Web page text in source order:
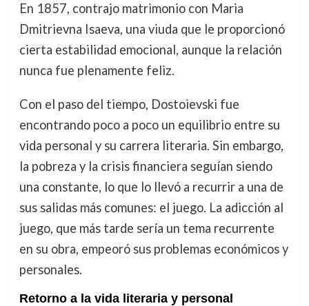
En 1857, contrajo matrimonio con Maria
Dmitrievna Isaeva, una viuda que le proporcionó
cierta estabilidad emocional, aunque la relación
nunca fue plenamente feliz.
Con el paso del tiempo, Dostoievski fue
encontrando poco a poco un equilibrio entre su
vida personal y su carrera literaria. Sin embargo,
la pobreza y la crisis financiera seguían siendo
una constante, lo que lo llevó a recurrir a una de
sus salidas más comunes: el juego. La adicción al
juego, que más tarde sería un tema recurrente
en su obra, empeoró sus problemas económicos y
personales.
Retorno a la vida literaria y personal